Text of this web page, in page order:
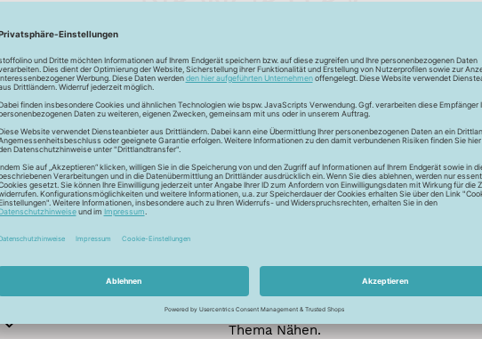
Abonniere jetzt unseren exklusiven Newsletter und profitiere von
Aktionen und Rabatte: Als Newsletter Abonnent erfährst du als
von unseren Aktionen und Rabatten!
Neue Stoffe entdecken: Wir informieren dich regelmäßig über
neuesten Stofftrends der Saison. Plane mit uns deine neuen
Nähprojekte.
Inspiration: Lass dich von unseren kreativen Ideen und
inspirieren! Wir teilen mit dir unsere DIY-Ideen und verraten dir
Veranstaltungen: Kein Event ohne dich! Denn du erfährst vor allen
anderen von unseren geplanten Events.
Gewinnspiele: Sichere dir deine Chance auf tolle Preise rund um
Thema Nähen.